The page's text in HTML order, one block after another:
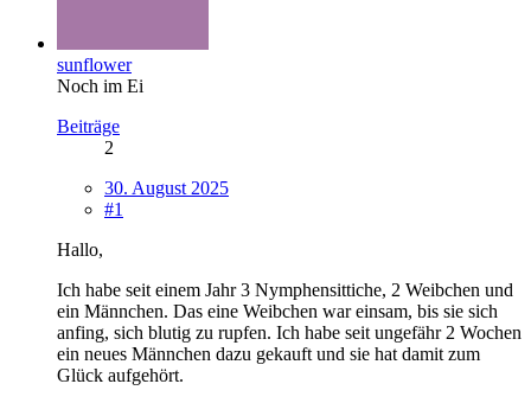
sunflower
Noch im Ei
Beiträge
2
30. August 2025
#1
Hallo,
Ich habe seit einem Jahr 3 Nymphensittiche, 2 Weibchen und
ein Männchen. Das eine Weibchen war einsam, bis sie sich
anfing, sich blutig zu rupfen. Ich habe seit ungefähr 2 Wochen
ein neues Männchen dazu gekauft und sie hat damit zum
Glück aufgehört.